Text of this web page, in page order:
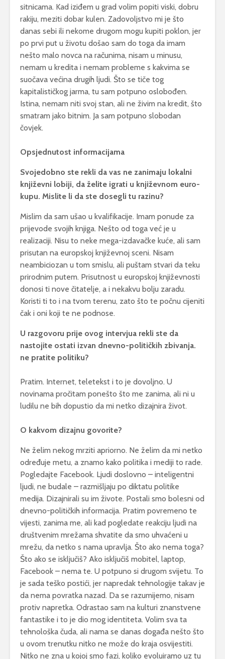
sitnicama. Kad iziđem u grad volim popiti viski, dobru
rakiju, meziti dobar kulen. Zadovoljstvo mi je što
danas sebi ili nekome drugom mogu kupiti poklon, jer
po prvi put u životu došao sam do toga da imam
nešto malo novca na računima, nisam u minusu,
nemam u kredita i nemam probleme s kakvima se
suočava većina drugih ljudi. Što se tiče tog
kapitalističkog jarma, tu sam potpuno oslobođen.
Istina, nemam niti svoj stan, ali ne živim na kredit, što
smatram jako bitnim. Ja sam potpuno slobodan
čovjek.
Opsjednutost informacijama
Svojedobno ste rekli da vas ne zanimaju lokalni
književni lobiji, da želite igrati u književnom euro-
kupu. Mislite li da ste dosegli tu razinu?
Mislim da sam ušao u kvalifikacije. Imam ponude za
prijevode svojih knjiga. Nešto od toga već je u
realizaciji. Nisu to neke mega-izdavačke kuće, ali sam
prisutan na europskoj književnoj sceni. Nisam
neambiciozan u tom smislu, ali puštam stvari da teku
prirodnim putem. Prisutnost u europskoj književnosti
donosi ti nove čitatelje, a i nekakvu bolju zaradu.
Koristi ti to i na tvom terenu, zato što te počnu cijeniti
čak i oni koji te ne podnose.
U razgovoru prije ovog intervjua rekli ste da
nastojite ostati izvan dnevno-političkih zbivanja.
ne pratite politiku?
Pratim. Internet, teletekst i to je dovoljno. U
novinama pročitam ponešto što me zanima, ali ni u
ludilu ne bih dopustio da mi netko dizajnira život.
O kakvom dizajnu govorite?
Ne želim nekog mrziti apriorno. Ne želim da mi netko
određuje metu, a znamo kako politika i mediji to rade.
Pogledajte Facebook. Ljudi doslovno – inteligentni
ljudi, ne budale – razmišljaju po diktatu politike
medija. Dizajnirali su im živote. Postali smo bolesni od
dnevno-političkih informacija. Pratim povremeno te
vijesti, zanima me, ali kad pogledate reakciju ljudi na
društvenim mrežama shvatite da smo uhvaćeni u
mrežu, da netko s nama upravlja. Što ako nema toga?
Što ako se isključiš? Ako isključiš mobitel, laptop,
Facebook – nema te. U potpuno si drugom svijetu. To
je sada teško postići, jer napredak tehnologije takav je
da nema povratka nazad. Da se razumijemo, nisam
protiv napretka. Odrastao sam na kulturi znanstvene
fantastike i to je dio mog identiteta. Volim sva ta
tehnološka čuda, ali nama se danas događa nešto što
u ovom trenutku nitko ne može do kraja osvijestiti.
Nitko ne zna u kojoj smo fazi, koliko evoluiramo uz tu